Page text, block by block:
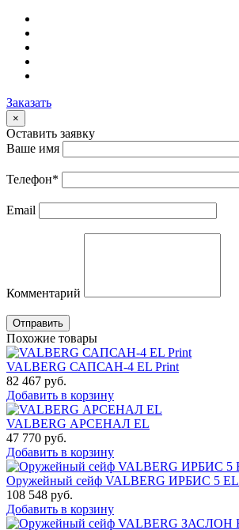
Заказать
×
Оставить заявку
Ваше имя
Телефон*
Email
Комментарий
Отправить
Похожие товары
VALBERG САПСАН-4 EL Print
82 467 руб.
Добавить в корзину
VALBERG АРСЕНАЛ EL
47 770 руб.
Добавить в корзину
Оружейный сейф VALBERG ИРБИС 5 EL
108 548 руб.
Добавить в корзину